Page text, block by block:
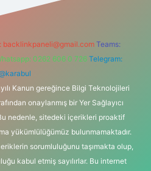
backlinkpaneli@gmail.com Teams:
0262 606 0 726 Telegram:
Kanun gereğince Bilgi Teknolojileri
onaylanmış bir Yer Sağlayıcı
nedenle, sitedeki içerikleri proaktif
yükümlülüğümüz bulunmamaktadır.
sorumluluğunu taşımakta olup,
kabul etmiş sayılırlar. Bu internet